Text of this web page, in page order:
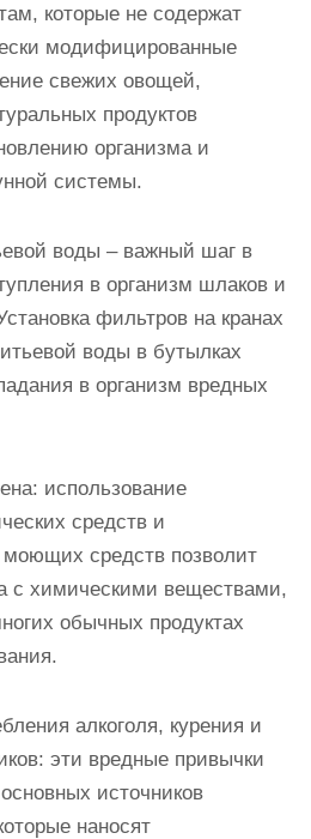
которые не содержат
модифицированные
свежих овощей,
продуктов
организма и
системы.
воды – важный шаг в
в организм шлаков и
фильтров на кранах
воды в бутылках
в организм вредных
использование
средств и
моющих средств позволит
с химическими веществами,
обычных продуктах
алкоголя, курения и
эти вредные привычки
источников
наносят